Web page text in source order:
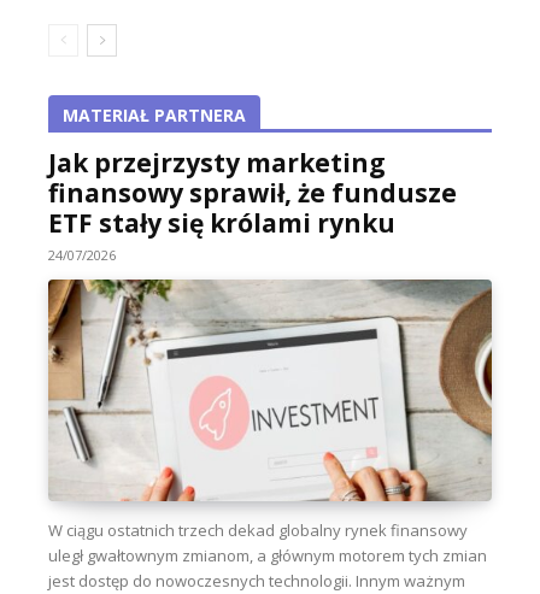
MATERIAŁ PARTNERA
Jak przejrzysty marketing
finansowy sprawił, że fundusze
ETF stały się królami rynku
24/07/2026
W ciągu ostatnich trzech dekad globalny rynek finansowy
uległ gwałtownym zmianom, a głównym motorem tych zmian
jest dostęp do nowoczesnych technologii. Innym ważnym